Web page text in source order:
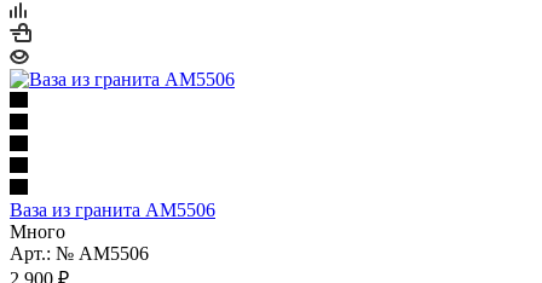
Ваза из гранита AM5506
Много
Арт.: № AM5506
2 900 ₽